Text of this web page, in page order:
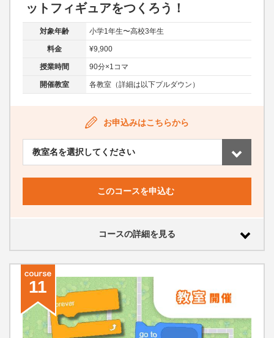
ットフィギュアをつくろう！
対象年齢 小学1年生〜高校3年生
料金 ¥9,900
授業時間 90分×1コマ
開催教室 各教室（詳細は以下プルダウン）
お申込みはこちらから
このコースを申込む
コースの詳細を見る
11